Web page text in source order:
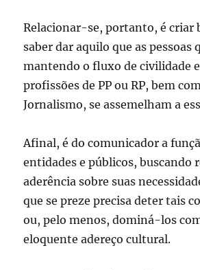
Relacionar-se, portanto, é criar
saber dar aquilo que as pessoas
mantendo o fluxo de civilidade
profissões de PP ou RP, bem
Jornalismo, se assemelham a
Afinal, é do comunicador a
entidades e públicos, buscando
aderência sobre suas
que se preze precisa deter tais
ou, pelo menos, dominá-los
eloquente adereço cultural.